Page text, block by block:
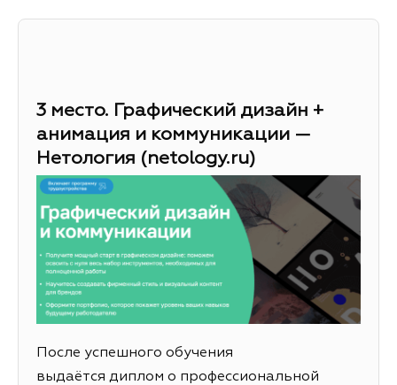
3 место. Графический дизайн +
анимация и коммуникации —
Нетология (netology.ru)
После успешного обучения
выдаётся диплом о профессиональной